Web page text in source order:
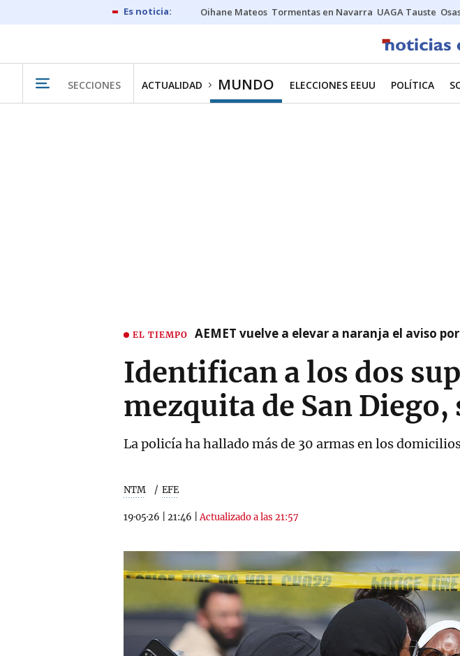
Oihane Mateos Tormentas en Navarra UAGA Tauste
SECCIONES ACTUALIDAD MUNDO ELECCIONES EEUU POLÍTICA
EL TIEMPO AEMET vuelve a elevar a naranja el aviso
Identifican a los dos
mezquita de San
La policía ha hallado más de 30 armas en los
NTM EFE
19·05·26 21:46 |Actualizado a las 21:57